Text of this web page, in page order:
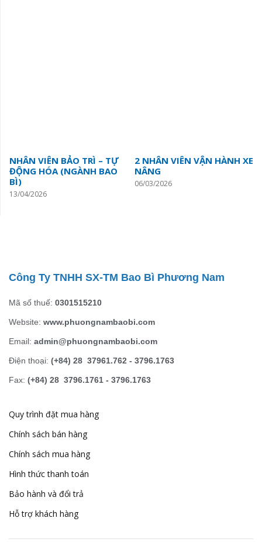
NHÂN VIÊN BẢO TRÌ – TỰ
ĐỘNG HÓA (NGÀNH BAO
BÌ)
13/04/2026
2 NHÂN VIÊN VẬN HÀNH XE
NÂNG
06/03/2026
Công Ty TNHH SX-TM Bao Bì Phương Nam
Mã số thuế: 0301515210
Website: www.phuongnambaobi.com
Email: admin@phuongnambaobi.com
Điện thoại: (+84) 28 37961.762 - 3796.1763
Fax: (+84) 28 3796.1761 - 3796.1763
Quy trình đặt mua hàng
Chính sách bán hàng
Chính sách mua hàng
Hình thức thanh toán
Bảo hành và đổi trả
Hỗ trợ khách hàng